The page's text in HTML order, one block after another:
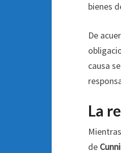
bienes
De
causa
La
de